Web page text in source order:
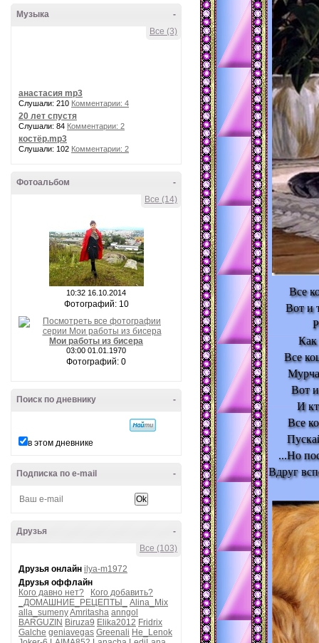
-
Музыка
Все (3)
анастасия mp3
Слушали: 210 Комментарии: 4
20 лет спустя
Слушали: 84 Комментарии: 2
костёр.mp3
Слушали: 102 Комментарии: 2
-
Фотоальбом
Все (14)
10:32 16.10.2014
Фотографий: 10
Мои работы из бисера
03:00 01.01.1970
Фотографий: 0
-
Поиск по дневнику
в этом дневнике
-
Подписка по e-mail
-
Друзья
Все (103)
Друзья онлайн ilya-m1972
Друзья оффлайн
Кого давно нет?
Кого добавить?
_ДОМАШНИЕ_РЕЦЕПТЫ_
Alina_Mix
alla_sumenyAmritasha anngol
BARGUZIN Biruza9 Elika2012 Fridrix
Galche geniavegas Greenali He_Lenok
Все
Вот и
Как
Все
Вот и
И
Все
...Но
Вдруг